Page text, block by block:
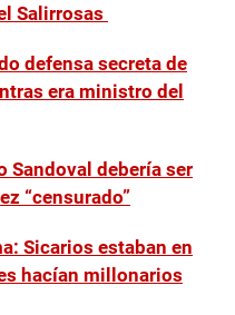
Salirrosas
defensa secreta de
era ministro del
Sandoval debería ser
“censurado”
Sicarios estaban en
hacían millonarios